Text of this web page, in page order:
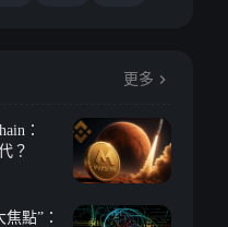
更多
：
？
點”：